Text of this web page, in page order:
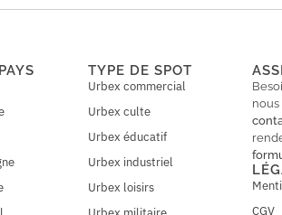
TYPE DE SPOT
Urbex commercial
Urbex culte
Urbex éducatif
Urbex industriel
Urbex loisirs
nous
CGV